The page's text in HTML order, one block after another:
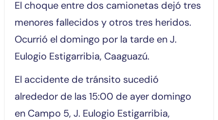
El choque entre dos camionetas dejó tres
menores fallecidos y otros tres heridos.
Ocurrió el domingo por la tarde en J.
Eulogio Estigarribia, Caaguazú.
El accidente de tránsito sucedió
alrededor de las 15:00 de ayer domingo
en Campo 5, J. Eulogio Estigarribia,